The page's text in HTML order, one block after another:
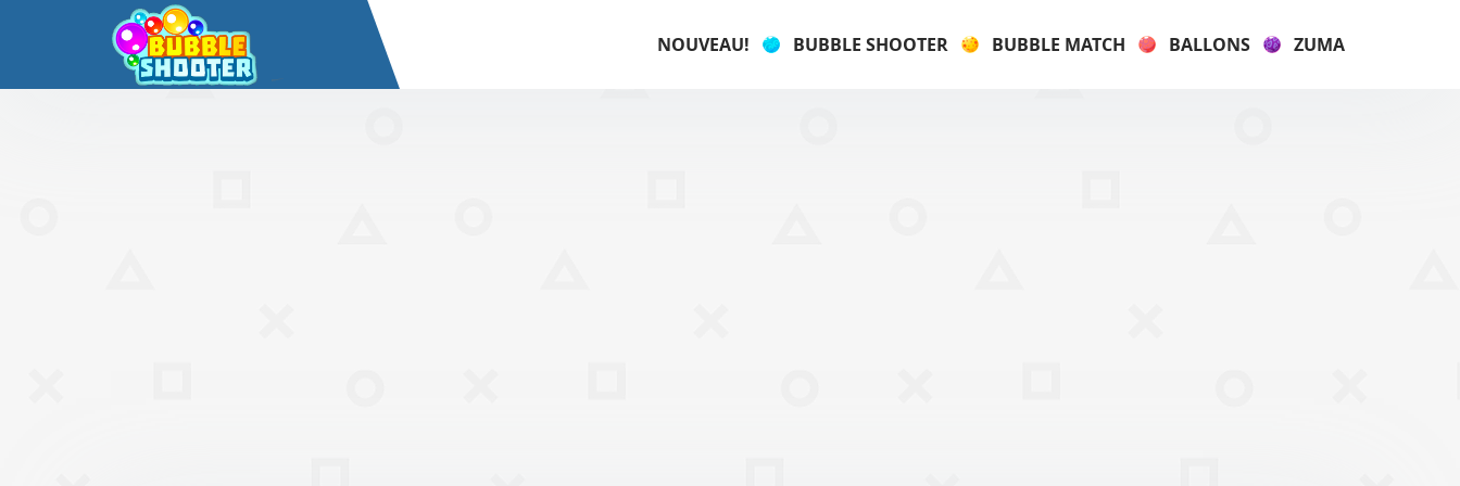
NOUVEAU! BUBBLE SHOOTER BUBBLE MATCH BALLONS ZUMA